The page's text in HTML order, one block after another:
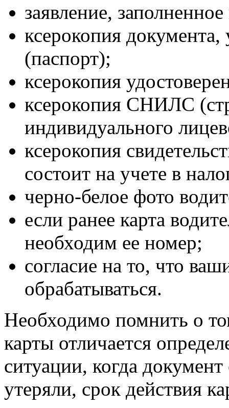
заявление,
ксерокопия
(паспорт);
ксерокопия
ксерокопия СНИЛС
индивидуального
ксерокопия
состоит на учете в
черно-белое фото
если ранее карта
необходим ее номер;
согласие на то, что
обрабатываться.
Необходимо помнить о
карты отличается
ситуации, когда
утеряли, срок действия